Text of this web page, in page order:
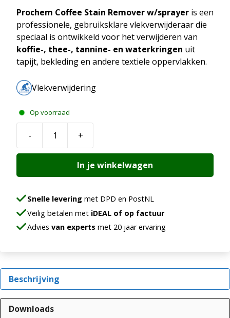
Prochem Coffee Stain Remover w/sprayer is een
professionele, gebruiksklare vlekverwijderaar die
speciaal is ontwikkeld voor het verwijderen van
koffie-, thee-, tannine- en waterkringen uit
tapijt, bekleding en andere textiele oppervlakken.
Vlekverwijdering
Op voorraad
-
Coffee
Stain
Remover
aantal
+
In je winkelwagen
Snelle levering met DPD en PostNL
Veilig betalen met iDEAL of op factuur
Advies van experts met 20 jaar ervaring
Beschrijving
Downloads